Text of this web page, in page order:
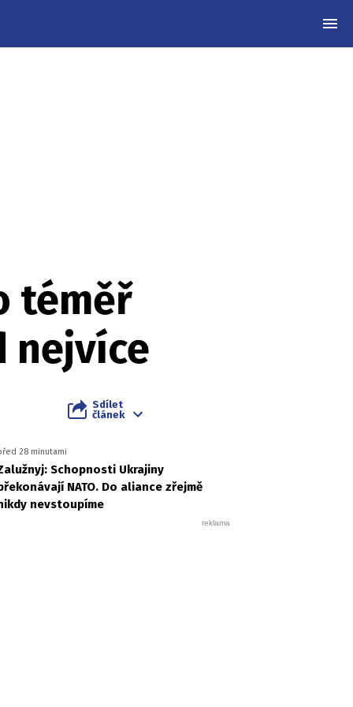
téměř
nejvíce
Sdílet
článek
28 minutami
Schopnosti Ukrajiny
NATO. Do aliance zřejmě
nevstoupíme